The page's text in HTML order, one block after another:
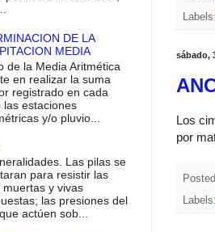
Labels:
sábado,
Los
por
Labels:
DE LA
MEDIA
de la Media Aritmética
en realizar la suma
registrado en cada
las estaciones
y/o pluvio...
Las pilas se
para resistir las
muertas y vivas
las presiones del
actúen sob...